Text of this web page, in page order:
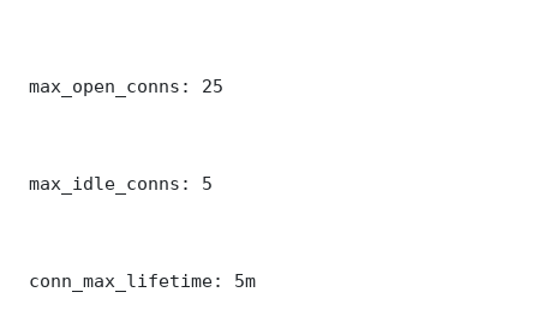
max_open_conns: 25
max_idle_conns: 5
conn_max_lifetime: 5m